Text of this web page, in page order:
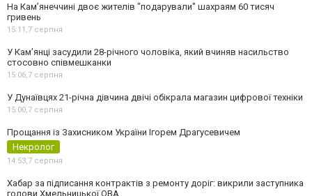
На Камʼянеччині двоє жителів "подарували" шахраям 60 тисяч
гривень
15:11,7 серпня
У Камʼянці засудили 28-річного чоловіка, який вчиняв насильство
стосовно співмешканки
15:06,7 серпня
У Дунаївцях 21-річна дівчина двічі обікрала магазин цифрової техніки
15:00,7 серпня
Прощання із Захисником України Ігорем Драгусевичем
Некролог
14:53,7 серпня
Хабар за підписання контрактів з ремонту доріг: викрили заступника
голови Хмельницької ОВА